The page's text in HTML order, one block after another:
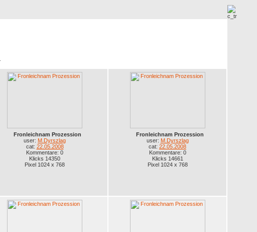
Fronleichnam Prozession
user: M.Dyrszlag
cat: 22.05.2008
Kommentare: 0
Klicks 14350
Pixel 1024 x 768
Fronleichnam Prozession
user: M.Dyrszlag
cat: 22.05.2008
Kommentare: 0
Klicks 14661
Pixel 1024 x 768